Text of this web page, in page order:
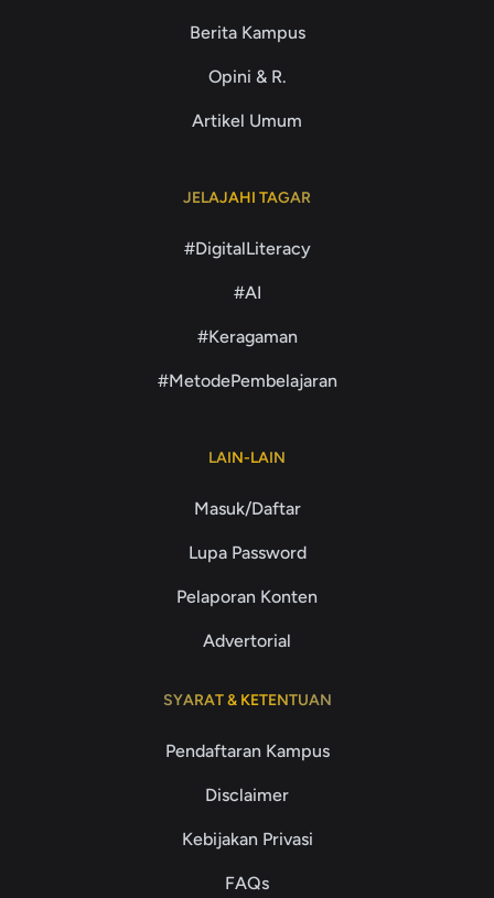
Berita Kampus
Opini & R.
Artikel Umum
JELAJAHI TAGAR
#DigitalLiteracy
#AI
#Keragaman
#MetodePembelajaran
LAIN-LAIN
Masuk/Daftar
Lupa Password
Pelaporan Konten
Advertorial
SYARAT & KETENTUAN
Pendaftaran Kampus
Disclaimer
Kebijakan Privasi
FAQs